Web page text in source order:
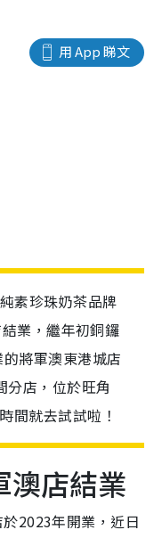
用 App 睇文
素珍珠奶茶品牌
業，繼年初銅鑼
將軍澳東港城店
分店，位於旺角
間就去試試啦！
店結業
2023年開業，近日